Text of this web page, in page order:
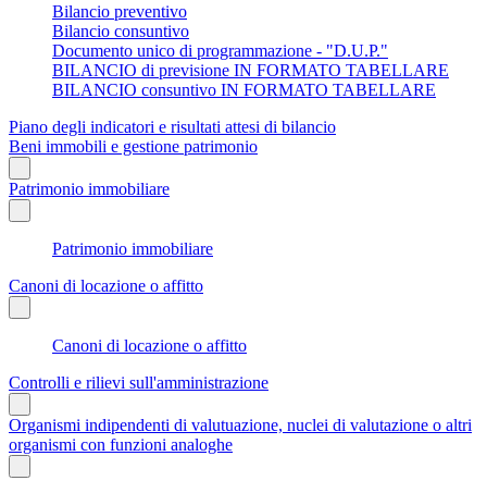
Bilancio preventivo
Bilancio consuntivo
Documento unico di programmazione - "D.U.P."
BILANCIO di previsione IN FORMATO TABELLARE
BILANCIO consuntivo IN FORMATO TABELLARE
Piano degli indicatori e risultati attesi di bilancio
Beni immobili e gestione patrimonio
Patrimonio immobiliare
Patrimonio immobiliare
Canoni di locazione o affitto
Canoni di locazione o affitto
Controlli e rilievi sull'amministrazione
Organismi indipendenti di valutuazione, nuclei di valutazione o altri
organismi con funzioni analoghe